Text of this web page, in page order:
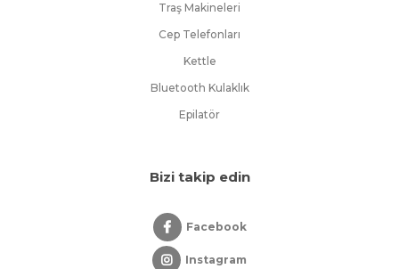
Traş Makineleri
Cep Telefonları
Kettle
Bluetooth Kulaklık
Epilatör
Bizi takip edin
Facebook
Instagram